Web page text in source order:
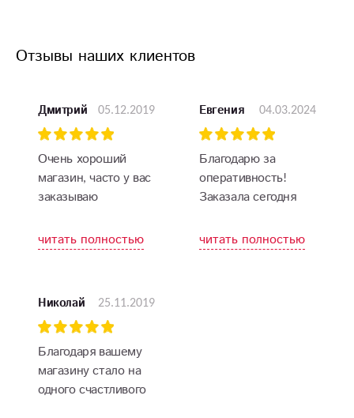
Отзывы наших клиентов
Дмитрий 05.12.2019
Очень хороший
магазин, часто у вас
заказываю
читать полностью
Евгения 04.03.2024
Благодарю за
оперативность!
Заказала сегодня
течение часа.
Именинница
читать полностью
Николай 25.11.2019
Благодаря вашему
магазину стало на
одного счастливого